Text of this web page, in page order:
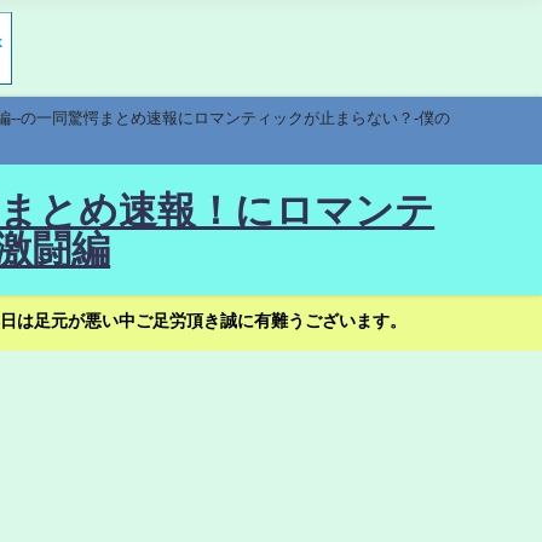
の一同驚愕まとめ速報にロマンティックが止まらない？-僕の
とめ速報！にロマンテ
闘編
足元が悪い中ご足労頂き誠に有難うございます。